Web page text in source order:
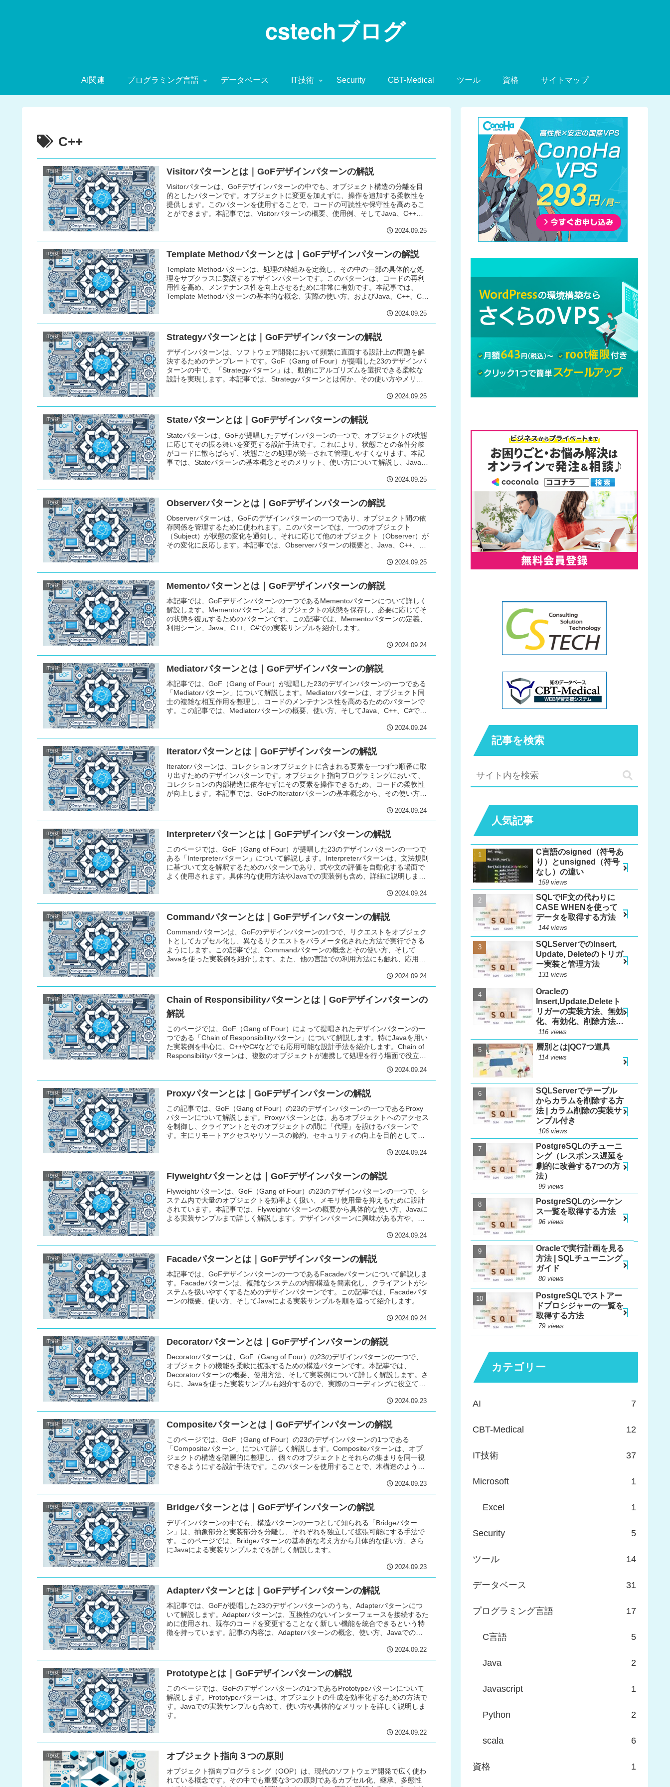
cstechブログ
AI関連 プログラミング言語 データベース IT技術 Security CBT-Medical ツール 資格 サイトマップ
C++
IT技術 Visitorパターンとは｜GoFデザインパターンの解説
Visitorパターンは、GoFデザインパターンの中でも、オブジェクト構造の分離を目
的としたパターンです。オブジェクトに変更を加えずに、操作を追加する柔軟性を
提供します。このパターンを使用することで、コードの可読性や保守性を高めるこ
とができます。本記事では、Visitorパターンの概要、使用例、そしてJava、C++、
2024.09.25
IT技術 Template Methodパターンとは｜GoFデザインパターンの解説
Template Methodパターンは、処理の枠組みを定義し、その中の一部の具体的な処
理をサブクラスに委譲するデザインパターンです。このパターンは、コードの再利
用性を高め、メンテナンス性を向上させるために非常に有効です。本記事では、
Template Methodパターンの基本的な概念、実際の使い方、およびJava、C++、C#
2024.09.25
IT技術 Strategyパターンとは｜GoFデザインパターンの解説
デザインパターンは、ソフトウェア開発において頻繁に直面する設計上の問題を解
決するためのテンプレートです。GoF（Gang of Four）が提唱した23のデザインパ
ターンの中で、「Strategyパターン」は、動的にアルゴリズムを選択できる柔軟な
設計を実現します。本記事では、Strategyパターンとは何か、その使い方やメリッ
2024.09.25
IT技術 Stateパターンとは｜GoFデザインパターンの解説
Stateパターンは、GoFが提唱したデザインパターンの一つで、オブジェクトの状態
に応じてその振る舞いを変更する設計手法です。これにより、状態ごとの条件分岐
がコードに散らばらず、状態ごとの処理が統一されて管理しやすくなります。本記
事では、Stateパターンの基本概念とそのメリット、使い方について解説し、Java、
2024.09.25
IT技術 Observerパターンとは｜GoFデザインパターンの解説
Observerパターンは、GoFのデザインパターンの一つであり、オブジェクト間の依
存関係を管理するために使われます。このパターンでは、一つのオブジェクト
（Subject）が状態の変化を通知し、それに応じて他のオブジェクト（Observer）が
その変化に反応します。本記事では、Observerパターンの概要と、Java、C++、C#
2024.09.25
IT技術 Mementoパターンとは｜GoFデザインパターンの解説
本記事では、GoFデザインパターンの一つであるMementoパターンについて詳しく
解説します。Mementoパターンは、オブジェクトの状態を保存し、必要に応じてそ
の状態を復元するためのパターンです。この記事では、Mementoパターンの定義、
利用シーン、Java、C++、C#での実装サンプルを紹介します。
2024.09.24
IT技術 Mediatorパターンとは｜GoFデザインパターンの解説
本記事では、GoF（Gang of Four）が提唱した23のデザインパターンの一つである
「Mediatorパターン」について解説します。Mediatorパターンは、オブジェクト同
士の複雑な相互作用を整理し、コードのメンテナンス性を高めるためのパターンで
す。この記事では、Mediatorパターンの概要、使い方、そしてJava、C++、C#での
2024.09.24
IT技術 Iteratorパターンとは｜GoFデザインパターンの解説
Iteratorパターンは、コレクションオブジェクトに含まれる要素を一つずつ順番に取
り出すためのデザインパターンです。オブジェクト指向プログラミングにおいて、
コレクションの内部構造に依存せずにその要素を操作できるため、コードの柔軟性
が向上します。本記事では、GoFのIteratorパターンの基本概念から、その使い方、
2024.09.24
IT技術 Interpreterパターンとは｜GoFデザインパターンの解説
このページでは、GoF（Gang of Four）が提唱した23のデザインパターンの一つで
ある「Interpreterパターン」について解説します。Interpreterパターンは、文法規則
に基づいて文を解釈するためのパターンであり、式や文の評価を自動化する場面で
よく使用されます。具体的な使用方法やJavaでの実装例も含め、詳細に説明します
2024.09.24
IT技術 Commandパターンとは｜GoFデザインパターンの解説
Commandパターンは、GoFのデザインパターンの1つで、リクエストをオブジェク
トとしてカプセル化し、異なるリクエストをパラメータ化された方法で実行できる
ようにします。この記事では、Commandパターンの概念とその使い方、そして
Javaを使った実装例を紹介します。また、他の言語での利用方法にも触れ、応用の
2024.09.24
IT技術
Chain of Responsibilityパターンとは｜GoFデザインパターンの
解説
このページでは、GoF（Gang of Four）によって提唱されたデザインパターンの一
つである「Chain of Responsibilityパターン」について解説します。特にJavaを用い
た実装例を中心に、C++やC#などでも応用可能な設計手法を紹介します。Chain of
Responsibilityパターンは、複数のオブジェクトが連携して処理を行う場面で役立つ
パターンです。このパターンを使うことで、オブジェクト同士の結びつきを緩く保
2024.09.24
IT技術 Proxyパターンとは｜GoFデザインパターンの解説
この記事では、GoF（Gang of Four）の23のデザインパターンの一つであるProxy
パターンについて解説します。Proxyパターンとは、あるオブジェクトへのアクセス
を制御し、クライアントとそのオブジェクトの間に「代理」を設けるパターンで
す。主にリモートアクセスやリソースの節約、セキュリティの向上を目的として使
2024.09.24
IT技術 Flyweightパターンとは｜GoFデザインパターンの解説
Flyweightパターンは、GoF（Gang of Four）の23のデザインパターンの一つで、シ
ステム内で大量のオブジェクトを効率よく扱い、メモリ使用量を抑えるために設計
されています。本記事では、Flyweightパターンの概要から具体的な使い方、Javaに
よる実装サンプルまで詳しく解説します。デザインパターンに興味がある方や、オ
2024.09.24
IT技術 Facadeパターンとは｜GoFデザインパターンの解説
本記事では、GoFデザインパターンの一つであるFacadeパターンについて解説しま
す。Facadeパターンは、複雑なシステムの内部構造を簡素化し、クライアントがシ
ステムを扱いやすくするためのデザインパターンです。この記事では、Facadeパタ
ーンの概要、使い方、そしてJavaによる実装サンプルを順を追って紹介します。
2024.09.24
IT技術 Decoratorパターンとは｜GoFデザインパターンの解説
Decoratorパターンは、GoF（Gang of Four）の23のデザインパターンの一つで、
オブジェクトの機能を柔軟に拡張するための構造パターンです。本記事では、
Decoratorパターンの概要、使用方法、そして実装例について詳しく解説します。さ
らに、Javaを使った実装サンプルも紹介するので、実際のコーディングに役立てて
2024.09.23
IT技術 Compositeパターンとは｜GoFデザインパターンの解説
このページでは、GoF（Gang of Four）の23のデザインパターンの1つである
「Compositeパターン」について詳しく解説します。Compositeパターンは、オブ
ジェクトの構造を階層的に整理し、個々のオブジェクトとそれらの集まりを同一視
できるようにする設計手法です。このパターンを使用することで、木構造のような
す。本記事では、Compositeパターンの基本概念、使い方、さらにJavaによる実装
例も交えて説明します。
2024.09.23
IT技術 Bridgeパターンとは｜GoFデザインパターンの解説
デザインパターンの中でも、構造パターンの一つとして知られる「Bridgeパター
ン」は、抽象部分と実装部分を分離し、それぞれを独立して拡張可能にする手法で
す。このページでは、Bridgeパターンの基本的な考え方から具体的な使い方、さら
にJavaによる実装サンプルまでを詳しく解説します。
2024.09.23
IT技術 Adapterパターンとは｜GoFデザインパターンの解説
本記事では、GoFが提唱した23のデザインパターンのうち、Adapterパターンにつ
いて解説します。Adapterパターンは、互換性のないインターフェースを接続するた
めに使用され、既存のコードを変更することなく新しい機能を統合できるという特
徴を持っています。記事の内容は、Adapterパターンの概念、使い方、Javaでの実
2024.09.22
IT技術 Prototypeとは｜GoFデザインパターンの解説
このページでは、GoFのデザインパターンの1つであるPrototypeパターンについて
解説します。Prototypeパターンは、オブジェクトの生成を効率化するための方法で
す。Javaでの実装サンプルも含めて、使い方や具体的なメリットを詳しく説明しま
す。
2024.09.22
IT技術 オブジェクト指向３つの原則
オブジェクト指向プログラミング（OOP）は、現代のソフトウェア開発で広く使わ
れている概念です。その中でも重要な3つの原則であるカプセル化、継承、多態性
記事を検索
人気記事
C言語のsigned（符号あ
り）とunsigned（符号
なし）の違い
159 views
SQLでIF文の代わりに
CASE WHENを使って
データを取得する方法
144 views
SQLServerでのInsert,
Update, Deleteのトリガ
ー実装と管理方法
131 views
Oracleの
Insert,Update,Deleteト
リガーの実装方法、無効
化、有効化、削除方法、
更新方法
116 views
層別とは|QC7つ道具
114 views
SQLServerでテーブル
からカラムを削除する方
法 | カラム削除の実装サ
ンプル付き
106 views
PostgreSQLのチューニ
ング（レスポンス遅延を
劇的に改善する7つの方
法）
99 views
PostgreSQLのシーケン
ス一覧を取得する方法
96 views
Oracleで実行計画を見る
方法 | SQLチューニング
ガイド
80 views
PostgreSQLでストアー
ドプロシジャーの一覧を
取得する方法
79 views
カテゴリー
AI 7
CBT-Medical 12
IT技術 37
Microsoft 1
Excel 1
Security 5
ツール 14
データベース 31
プログラミング言語 17
C言語 5
Java 2
Javascript 1
Python 2
scala 6
資格 1